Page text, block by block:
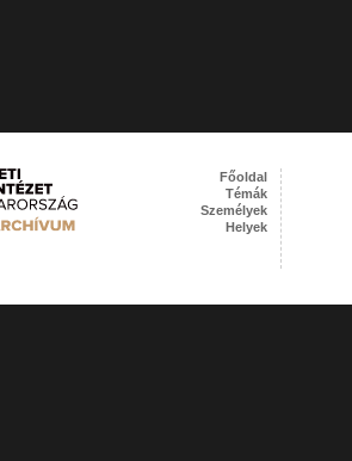
Főoldal
Témák
Személyek
Helyek